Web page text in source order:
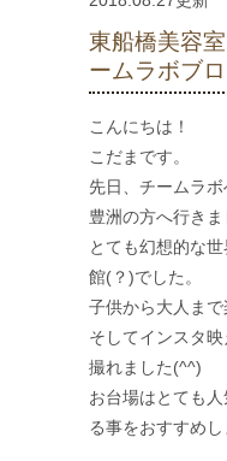
東船橋美容
ームラボブ
こんにちは！
こだまです。
先日、チームラボ
豊洲の方へ行きま
とても幻想的な
館(？)でした。
子供から大人まで
そしてインスタ
撮れました(^^)
お台場はとても
る事をおすすめし